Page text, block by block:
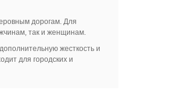
дорогам. Для
так и женщинам.
жесткость и
для городских и